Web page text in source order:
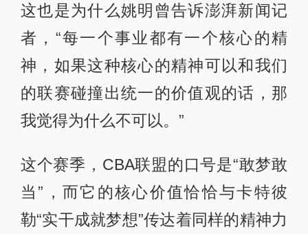
这也是为什么姚明曾告诉澎湃新闻记
者，“每一个事业都有一个核心的精
神，如果这种核心的精神可以和我们
的联赛碰撞出统一的价值观的话，那
我觉得为什么不可以。”
这个赛季，CBA联盟的口号是“敢梦敢
当”，而它的核心价值恰恰与卡特彼
勒“实干成就梦想”传达着同样的精神力